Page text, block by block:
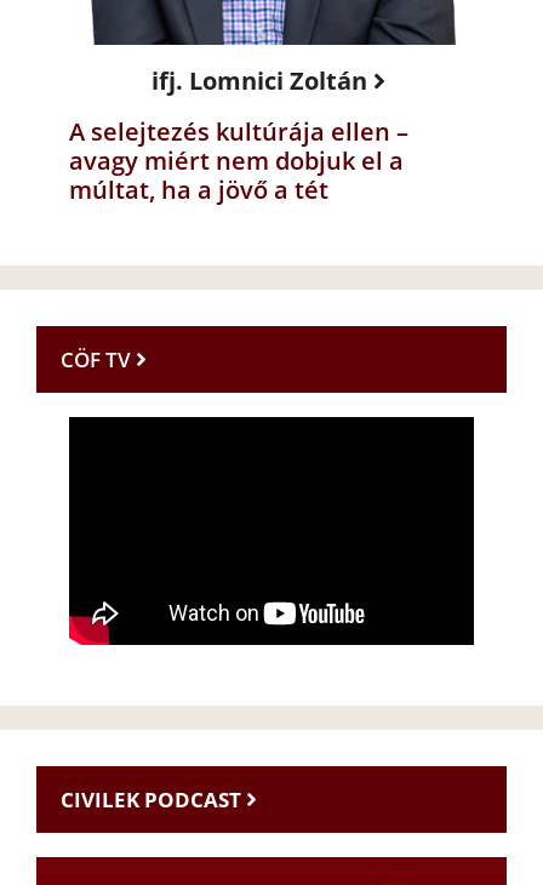
ifj. Lomnici Zoltán
A selejtezés kultúrája ellen –
avagy miért nem dobjuk el a
múltat, ha a jövő a tét
CÖF TV
CIVILEK PODCAST